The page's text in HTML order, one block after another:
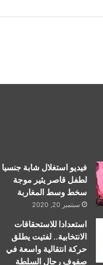
فيديو استغلال شابة جنسيا
لطفل قاصر يثير موجة
سخط وسط المغاربة
سبتمبر 20, 2020
استعدادا للاستحقاقات
الانتخابية.. لفتيت يطلق
حركة انتقالية واسعة في
صفوف رجال السلطة